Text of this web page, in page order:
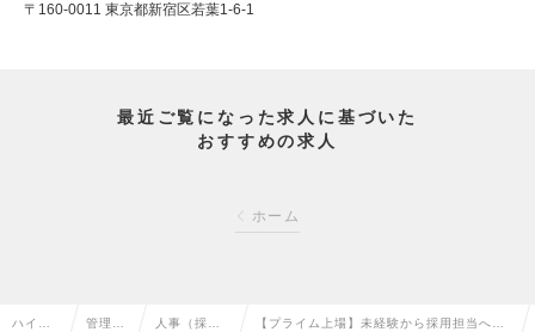
〒160-0011 東京都新宿区若葉1-6-1
最近ご覧になった求人に基づいた
おすすめの求人
ホーム
ハイク 管理部 人事（採 【プライム上場】未経験から採用担当へキ